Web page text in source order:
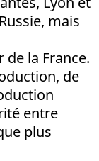
mais
de la France.
de
entre
plus